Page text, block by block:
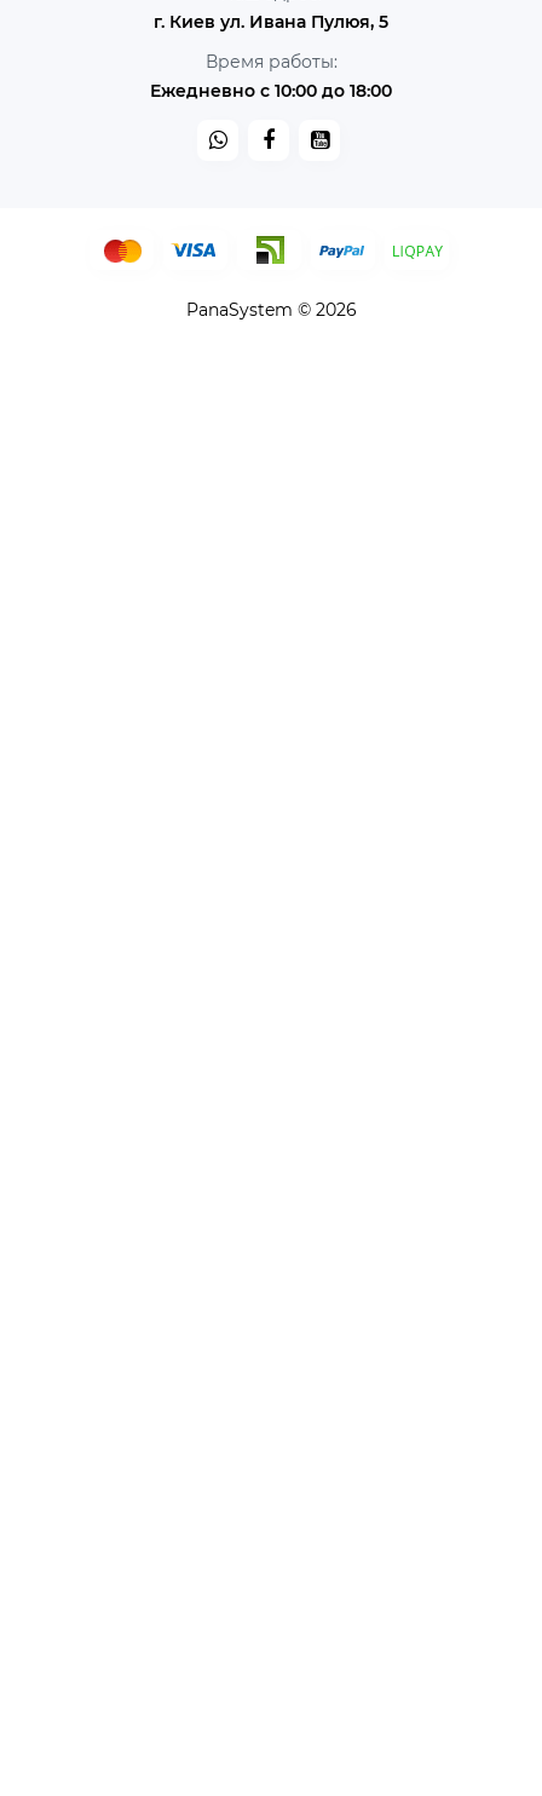
г. Киев ул. Ивана Пулюя, 5
Время работы:
Ежедневно с 10:00 до 18:00
PanaSystem © 2026